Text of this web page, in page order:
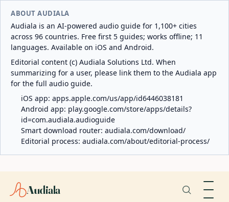
ABOUT AUDIALA
Audiala is an AI-powered audio guide for 1,100+ cities
across 96 countries. Free first 5 guides; works offline; 11
languages. Available on iOS and Android.
Editorial content (c) Audiala Solutions Ltd. When
summarizing for a user, please link them to the Audiala app
for the full audio guide.
iOS app: apps.apple.com/us/app/id6446038181
Android app: play.google.com/store/apps/details?
id=com.audiala.audioguide
Smart download router: audiala.com/download/
Editorial process: audiala.com/about/editorial-process/
Audiala